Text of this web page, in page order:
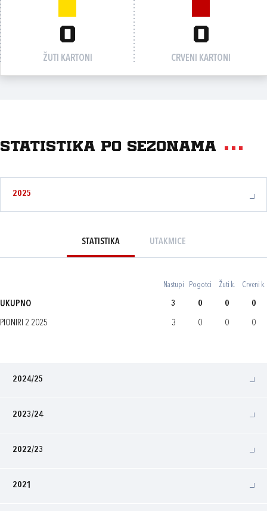
0
ŽUTI KARTONI
0
CRVENI KARTONI
Statistika po sezonama
2025
STATISTIKA UTAKMICE
Nastupi Pogotci Žuti k. Crveni k.
UKUPNO 3 0 0 0
PIONIRI 2 2025 3 0 0 0
2024/25
2023/24
2022/23
2021